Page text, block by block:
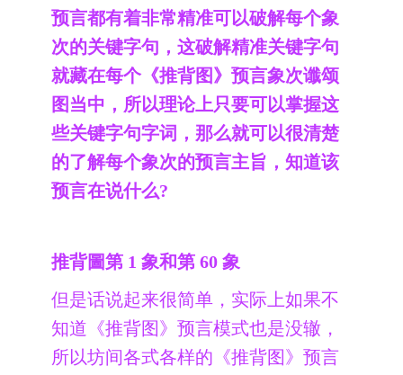
预言都有着非常精准可以破解每个象
次的关键字句，这破解精准关键字句
就藏在每个《推背图》预言象次谶颂
图当中，所以理论上只要可以掌握这
些关键字句字词，那么就可以很清楚
的了解每个象次的预言主旨，知道该
预言在说什么?
推背圖第 1 象和第 60 象
但是话说起来很简单，实际上如果不
知道《推背图》预言模式也是没辙，
所以坊间各式各样的《推背图》预言